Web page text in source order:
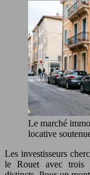
Le marché
locative
Les investisseurs
le Rouet avec trois